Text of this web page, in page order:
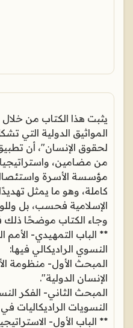
يثبت هذا الكتاب من
المواثيق الدولية التي
لحقوق الإنسان"، أن
من مضامين،
مؤسسة الأسرة
كاملة، وهو ما يمثل
الإسلامية فحسب، بل
وجاء الكتاب موضحًا ذلك
** الباب التمهيدي- الأمم
النسوي الراديكالي فيها:
المبحث الأول- منظومة
الإنسان الدولية".
المبحث الثاني- الفكر
النسويات الراديكاليات
** الباب الأول-